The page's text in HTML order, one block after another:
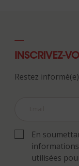
INSCRIVEZ-
Restez
En
utilisées